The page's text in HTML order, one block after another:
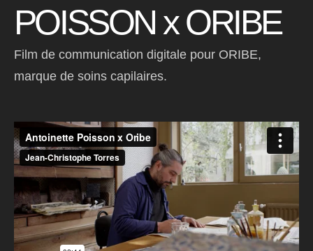
POISSON x ORIBE
Film de communication digitale pour ORIBE,
marque de soins capilaires.